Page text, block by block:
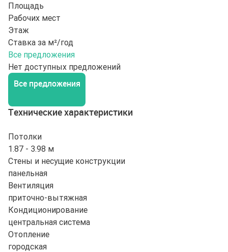
Площадь
Рабочих мест
Этаж
Ставка за м²/год
Все предложения
Нет доступных предложений
Все предложения
Технические характеристики
Потолки
1.87 - 3.98 м
Стены и несущие конструкции
панельная
Вентиляция
приточно-вытяжная
Кондиционирование
центральная система
Отопление
городская